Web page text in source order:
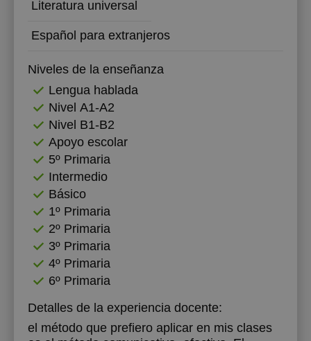
Literatura universal
Español para extranjeros
Niveles de la enseñanza
Lengua hablada
Nivel А1-А2
Nivel B1-B2
Apoyo escolar
5º Primaria
Intermedio
Básico
1º Primaria
2º Primaria
3º Primaria
4º Primaria
6º Primaria
Detalles de la experiencia docente:
el método que prefiero aplicar en mis clases